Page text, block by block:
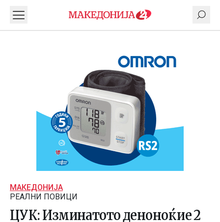
МАКЕДОНИЈА
РЕАЛНИ ПОВИЦИ
ЦУК: Изминатото деноноќие 2